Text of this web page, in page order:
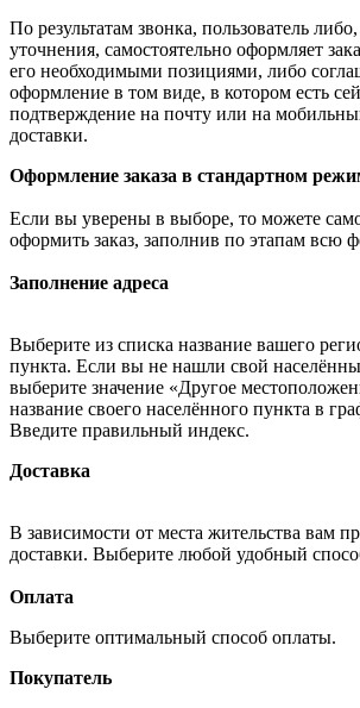
По результатам звонка, пользователь
уточнения, самостоятельно оформляет
его необходимыми позициями, либо
оформление в том виде, в котором есть
подтверждение на почту или на
доставки.
Оформление заказа в стандартном
Если вы уверены в выборе, то можете
оформить заказ, заполнив по этапам всю
Заполнение адреса
Выберите из списка название вашего
пункта. Если вы не нашли свой
выберите значение «Другое
название своего населённого пункта в
Введите правильный индекс.
Доставка
В зависимости от места жительства вам
доставки. Выберите любой удобный
Оплата
Выберите оптимальный способ оплаты.
Покупатель